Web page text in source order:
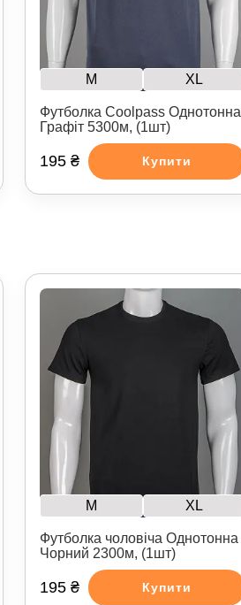
M XL
Футболка Coolpass Однотонна
Графіт 5300м, (1шт)
195 ₴ Купити
M XL
Футболка чоловіча Однотонна
Чорний 2300м, (1шт)
195 ₴ Купити